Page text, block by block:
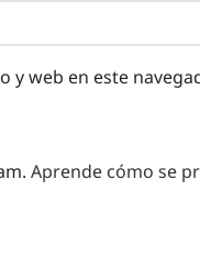
web en este
Aprende cómo se